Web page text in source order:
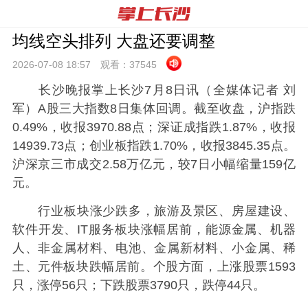
均线空头排列 大盘还要调整
2026-07-08 18:57 观看： 37545
长沙晚报掌上长沙7月8日讯（全媒体记者 刘
军）A股三大指数8日集体回调。截至收盘，沪指跌
0.49%，收报3970.88点；深证成指跌1.87%，收报
14939.73点；创业板指跌1.70%，收报3845.35点。
沪深京三市成交2.58万亿元，较7日小幅缩量159亿
元。
行业板块涨少跌多，旅游及景区、房屋建设、
软件开发、IT服务板块涨幅居前，能源金属、机器
人、非金属材料、电池、金属新材料、小金属、稀
土、元件板块跌幅居前。个股方面，上涨股票1593
只，涨停56只；下跌股票3790只，跌停44只。